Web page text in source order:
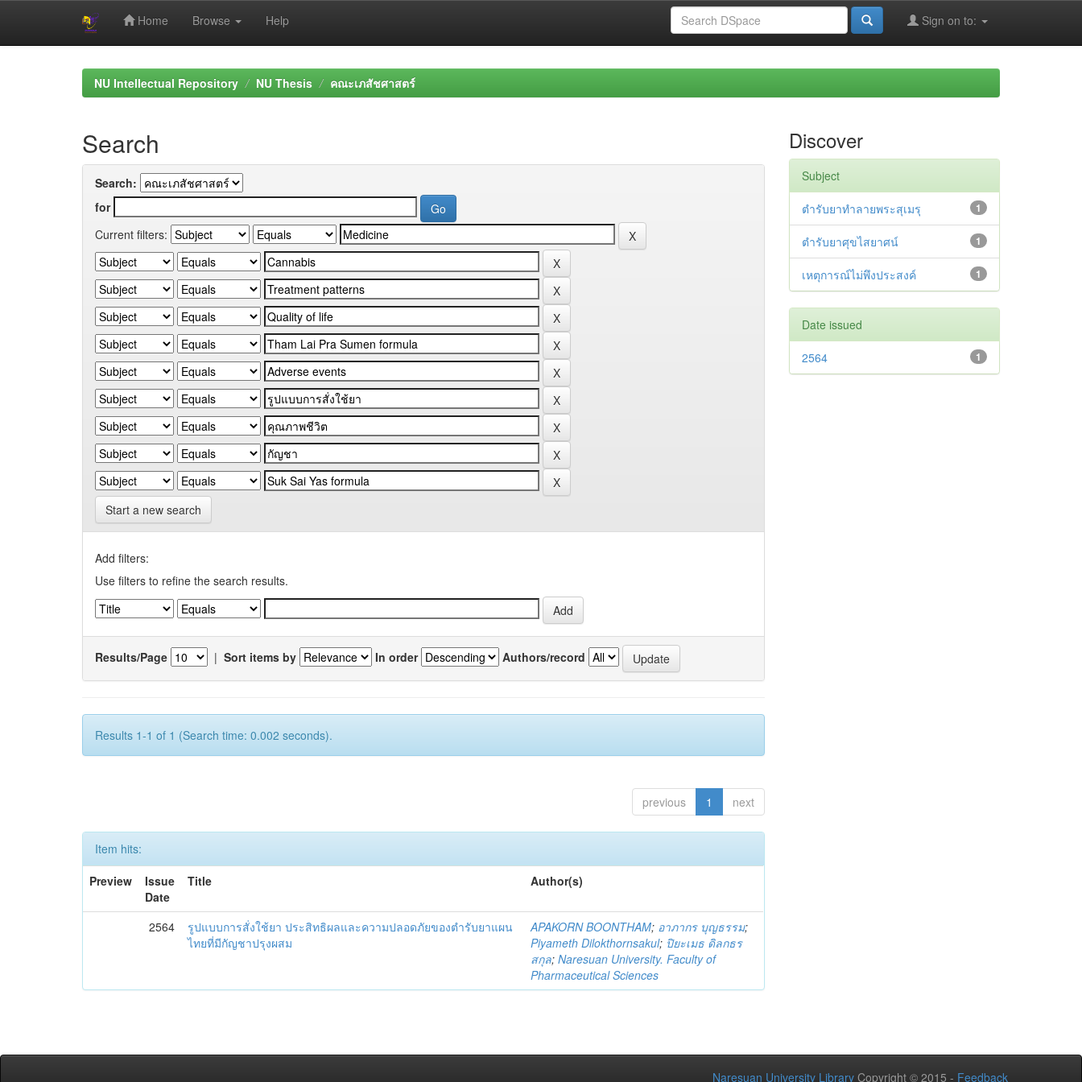
Home Browse Help Sign on to:
NU Intellectual Repository NU Thesis คณะเภสัชศาสตร์
Search
Search:
for
Current filters:
Start a new search
Add filters:
Use filters to refine the search results.
Results/Page | Sort items by In order Authors/record
Results 1-1 of 1 (Search time: 0.002 seconds).
previous 1 next
Item hits:
Preview
Issue
Date
Title Author(s)
2564
รูปแบบการสั่งใช้ยา ประสิทธิผลและความปลอดภัยของตำรับยาแผน
ไทยที่มีกัญชาปรุงผสม
APAKORN BOONTHAM; อาภากร บุญธรรม;
Piyameth Dilokthornsakul; ปิยะเมธ ดิลกธร
สกุล;Naresuan University. Faculty of
Pharmaceutical Sciences
Discover
Subject
1
ตำรับยาทำลายพระสุเมรุ
1
ตำรับยาศุขไสยาศน์
1
เหตุการณ์ไม่พึงประสงค์
Date issued
1
2564
Naresuan University Library Copyright © 2015 - Feedback